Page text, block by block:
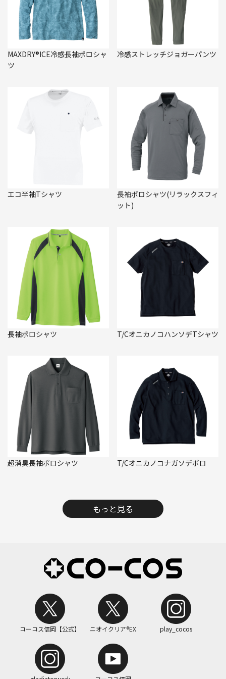
MAXDRY®ICE冷感長袖ポロシャ
ツ
冷感ストレッチジョガーパンツ
エコ半袖Tシャツ
長袖ポロシャツ(リラックスフィ
ット)
長袖ポロシャツ T/CオニカノコハンソデTシャツ
超消臭長袖ポロシャツ T/Cオニカノコナガソデポロ
もっと見る
コーコス信岡【公式】 ニオイクリア®EX play_cocos